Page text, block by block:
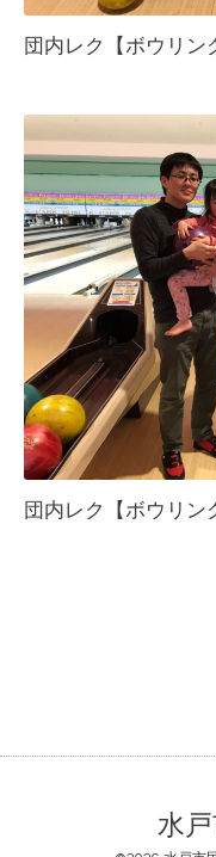
団内レク【ボウリン
団内レク【ボウリン
水